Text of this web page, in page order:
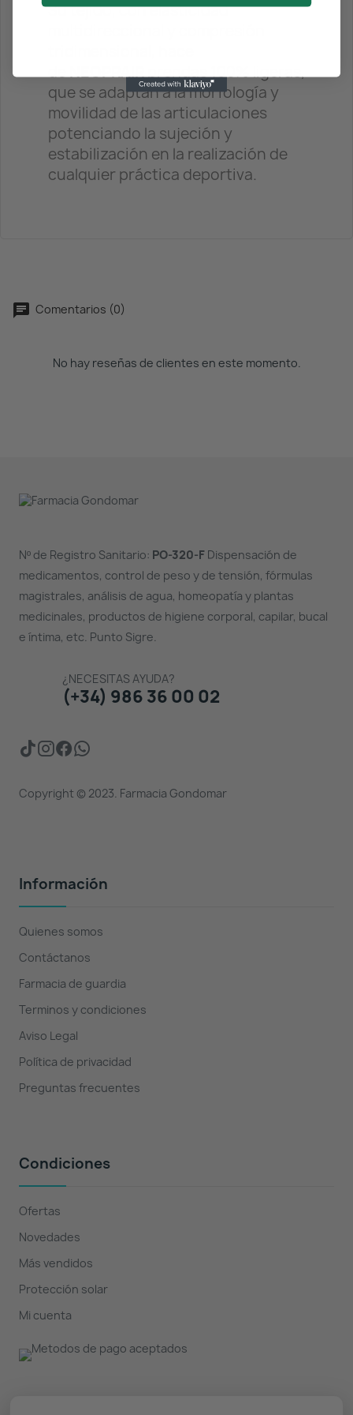
Su tejido, con elasticidad
deNEOPRAIRprendas 100% ligeras,
que se adaptan a la morfología y
movilidad de las articulaciones
potenciando la sujeción y
estabilización en la realización de
cualquier práctica deportiva.
Comentarios (0)
No hay reseñas de clientes en este momento.
Nº de Registro Sanitario: PO-320-FDispensación de
medicamentos, control de peso y de tensión, fórmulas
magistrales, análisis de agua, homeopatía y plantas
medicinales, productos de higiene corporal, capilar, bucal
e íntima, etc. Punto Sigre.
¿NECESITAS AYUDA?
(+34) 986 36 00 02
Copyright © 2023. Farmacia Gondomar
Información
Quienes somos
Contáctanos
Farmacia de guardia
Terminos y condiciones
Aviso Legal
Política de privacidad
Preguntas frecuentes
Condiciones
Ofertas
Novedades
Más vendidos
Protección solar
Mi cuenta